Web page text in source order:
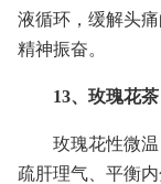
液循环，缓解头
精神振奋。
13、玫瑰花茶
玫瑰花性微
疏肝理气、平衡